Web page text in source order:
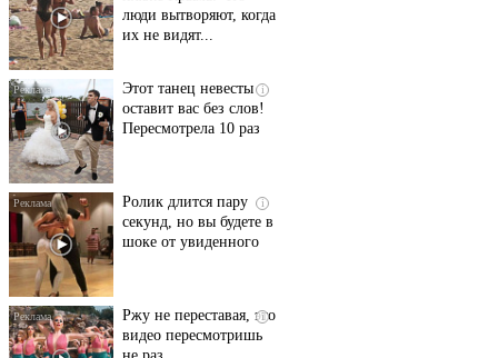
их не видят...
оставит вас без слов!
Пересмотрела 10 раз
секунд, но вы будете в
шоке от увиденного
видео пересмотришь
не раз